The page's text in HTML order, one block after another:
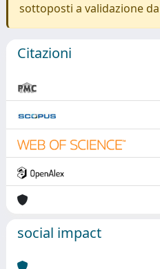
sottoposti a validazione
Citazioni
social impact